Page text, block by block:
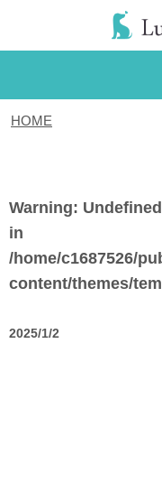
HOME
Warning:
in
/home/c1687526/
content/themes/
2025/1/2